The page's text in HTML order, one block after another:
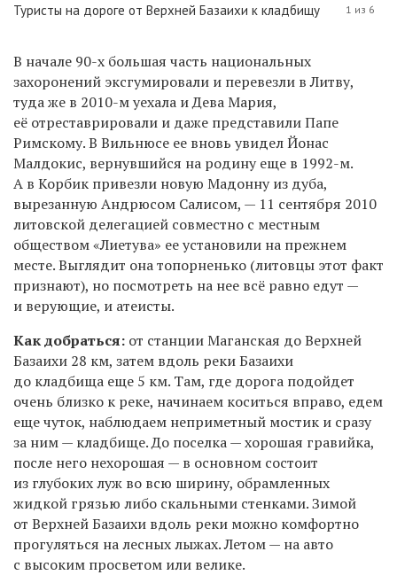
Туристы на дороге от Верхней Базаихи к кладбищу 1 из 6
В начале 90-х большая часть национальных
захоронений эксгумировали и перевезли в Литву,
туда же в 2010-м уехала и Дева Мария,
её отреставрировали и даже представили Папе
Римскому. В Вильнюсе ее вновь увидел Йонас
Малдокис, вернувшийся на родину еще в 1992-м.
А в Корбик привезли новую Мадонну из дуба,
вырезанную Андрюсом Салисом, — 11 сентября 2010
литовской делегацией совместно с местным
обществом «Лиетува» ее установили на прежнем
месте. Выглядит она топорненько (литовцы этот факт
признают), но посмотреть на нее всё равно едут —
и верующие, и атеисты.
Как добраться: от станции Маганская до Верхней
Базаихи 28 км, затем вдоль реки Базаихи
до кладбища еще 5 км. Там, где дорога подойдет
очень близко к реке, начинаем коситься вправо, едем
еще чуток, наблюдаем неприметный мостик и сразу
за ним — кладбище. До поселка — хорошая гравийка,
после него нехорошая — в основном состоит
из глубоких луж во всю ширину, обрамленных
жидкой грязью либо скальными стенками. Зимой
от Верхней Базаихи вдоль реки можно комфортно
прогуляться на лесных лыжах. Летом — на авто
с высоким просветом или велике.